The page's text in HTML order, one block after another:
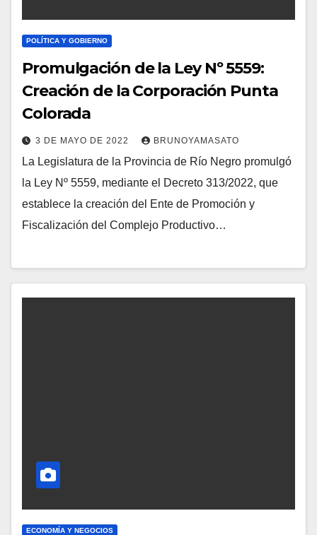
POLÍTICA Y GOBIERNO
Promulgación de la Ley Nº 5559:
Creación de la Corporación Punta
Colorada
3 DE MAYO DE 2022 BRUNOYAMASATO
La Legislatura de la Provincia de Río Negro promulgó
la Ley Nº 5559, mediante el Decreto 313/2022, que
establece la creación del Ente de Promoción y
Fiscalización del Complejo Productivo…
ECONOMÍA Y NEGOCIOS